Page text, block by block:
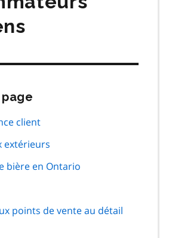
page
client
extérieurs
bière en Ontario
points de vente au détail